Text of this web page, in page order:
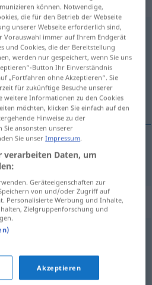
anklicken/antippen)
"hygienisch"
können. Notwendige,
die für den Betrieb der Webseite
unserer Webseite erforderlich sind,
Vorauswahl immer auf Ihrem Endgerät
und Cookies, die der Bereitstellung
werden nur gespeichert, wenn Sie uns
Button Ihr Einverständnis
„Fortfahren ohne Akzeptieren“. Sie
für zukünftige Besuche unserer
weitere Informationen zu den Cookies
möchten, klicken Sie einfach auf den
Hinweise zu der
ansonsten unserer
Sie unserImpressum
verarbeiten Daten, um
Geräteeigenschaften zur
von und/oder Zugriff auf
Personalisierte Werbung und Inhalte,
Zielgruppenforschung und
Akzeptieren